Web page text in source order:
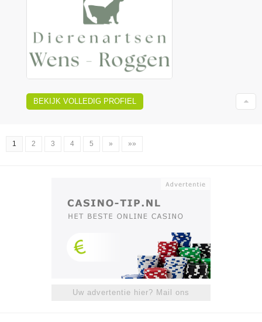
BEKIJK VOLLEDIG PROFIEL
1 2 3 4 5 » »»
Uw advertentie hier? Mail ons